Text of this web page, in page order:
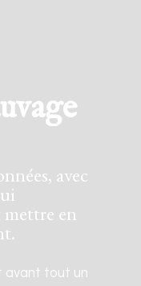
avec
en
avant tout un